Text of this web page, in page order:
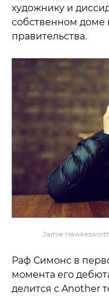
художнику и
собственном доме из-за
правительства.
Jamie
Раф Симонс в
момента его дебюта с
делится с Another